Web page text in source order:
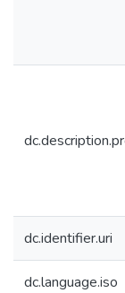
dc.identifier.uri
dc.language.iso